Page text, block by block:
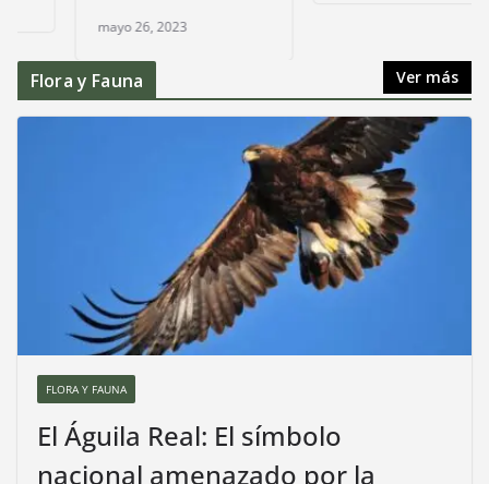
mayo 26, 2023
Flora y Fauna Ver más
FLORA Y FAUNA
El Águila Real: El símbolo
nacional amenazado por la